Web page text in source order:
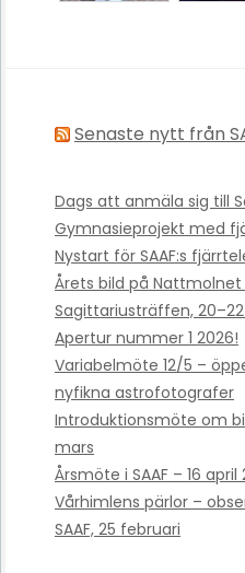
Senaste nytt från
Dags att anmäla sig till
Gymnasieprojekt med
Nystart för SAAF:s
Årets bild på Nattmolnet
Sagittariusträffen,
Apertur nummer 1 2026!
Variabelmöte 12/5 –
nyfikna astrofotografer
Introduktionsmöte om
mars
Årsmöte i SAAF – 16 april
Vårhimlens pärlor –
SAAF, 25 februari